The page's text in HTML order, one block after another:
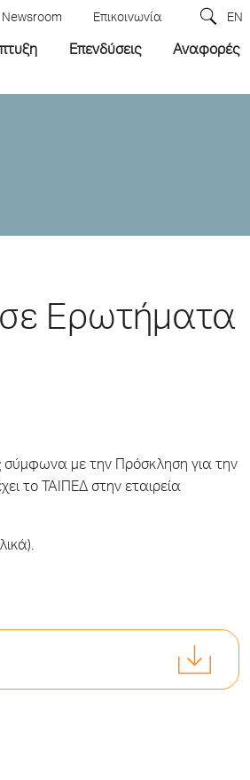
Newsroom Επικοινωνία EN
Επενδύσεις Αναφορές
σε Ερωτήματα
σύμφωνα με την Πρόσκληση για την
το ΤΑΙΠΕΔ στην εταιρεία